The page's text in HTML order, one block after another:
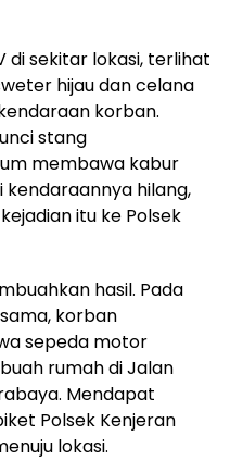
di sekitar lokasi, terlihat
hijau dan celana
korban.
stang
membawa kabur
hilang,
itu ke Polsek
hasil. Pada
korban
sepeda motor
rumah di Jalan
Mendapat
Polsek Kenjeran
lokasi.